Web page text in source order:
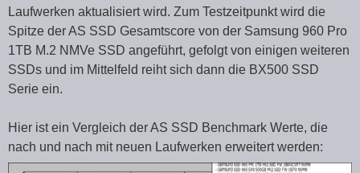
Laufwerken aktualisiert wird. Zum Testzeitpunkt wird die
Spitze der AS SSD Gesamtscore von der Samsung 960 Pro
1TB M.2 NMVe SSD angeführt, gefolgt von einigen weiteren
SSDs und im Mittelfeld reiht sich dann die BX500 SSD
Serie ein.
Hier ist ein Vergleich der AS SSD Benchmark Werte, die
nach und nach mit neuen Laufwerken erweitert werden: